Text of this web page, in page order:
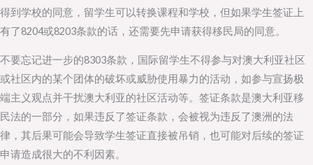
得到学校的同意，留学生可以转换课程和学校，但如果学生签证上
有了8204或8203条款的话，还需要先申请获得移民局的同意。
不要忘记进一步的8303条款，国际留学生不得参与对澳大利亚社区
或社区内的某个团体的破坏或威胁使用暴力的活动，如参与宣扬极
端主义观点并干扰澳大利亚的社区活动等。签证条款是澳大利亚移
民法的一部分，如果违反了签证条款，会被视为违反了澳洲的法
律，其后果可能会导致学生签证直接被吊销，也可能对后续的签证
申请造成很大的不利因素。